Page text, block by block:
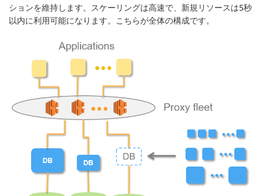
ションを維持します。スケーリングは高速で、新規リソースは5秒
以内に利用可能になります。こちらが全体の構成です。